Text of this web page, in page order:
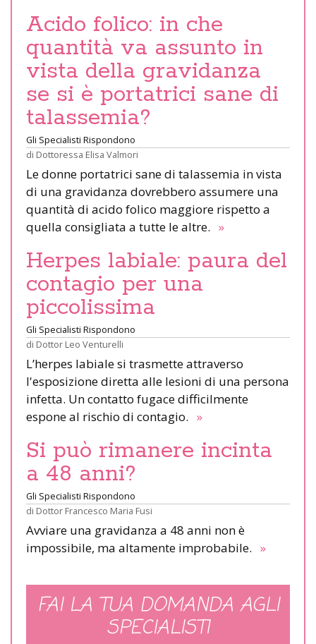
Acido folico: in che
quantità va assunto in
vista della gravidanza
se si è portatrici sane di
talassemia?
Gli Specialisti Rispondono
di Dottoressa Elisa Valmori
Le donne portatrici sane di talassemia in vista
di una gravidanza dovrebbero assumere una
quantità di acido folico maggiore rispetto a
quella consigliata a tutte le altre. »
Herpes labiale: paura del
contagio per una
piccolissima
Gli Specialisti Rispondono
di Dottor Leo Venturelli
L’herpes labiale si trasmette attraverso
l'esposizione diretta alle lesioni di una persona
infetta. Un contatto fugace difficilmente
espone al rischio di contagio. »
Si può rimanere incinta
a 48 anni?
Gli Specialisti Rispondono
di Dottor Francesco Maria Fusi
Avviare una gravidanza a 48 anni non è
impossibile, ma altamente improbabile. »
FAI LA TUA DOMANDA AGLI
SPECIALISTI